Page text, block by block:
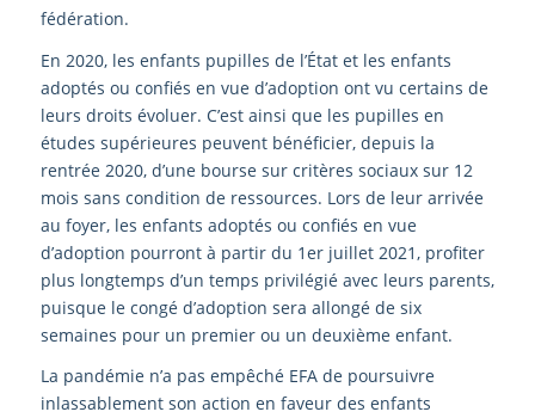
fédération.
En 2020, les enfants pupilles de l’État et les enfants
adoptés ou confiés en vue d’adoption ont vu certains de
leurs droits évoluer. C’est ainsi que les pupilles en
études supérieures peuvent bénéficier, depuis la
rentrée 2020, d’une bourse sur critères sociaux sur 12
mois sans condition de ressources. Lors de leur arrivée
au foyer, les enfants adoptés ou confiés en vue
d’adoption pourront à partir du 1er juillet 2021, profiter
plus longtemps d’un temps privilégié avec leurs parents,
puisque le congé d’adoption sera allongé de six
semaines pour un premier ou un deuxième enfant.
La pandémie n’a pas empêché EFA de poursuivre
inlassablement son action en faveur des enfants